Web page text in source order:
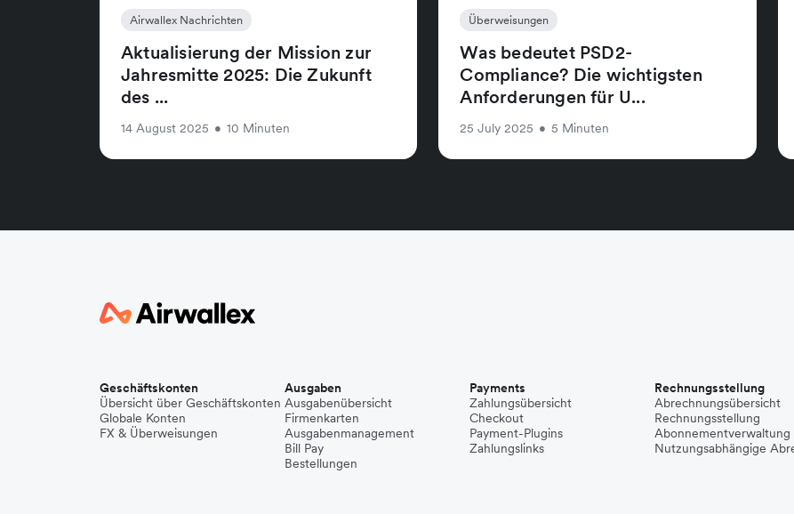
Airwallex Nachrichten
Aktualisierung der Mission zur
Jahresmitte 2025: Die Zukunft
des ...
14 August 2025 • 10 Minuten
Überweisungen
Was bedeutet PSD2-
Compliance? Die wichtigsten
Anforderungen für U...
25 July 2025 • 5 Minuten
Geschäftskonten
Übersicht über Geschäftskonten
Globale Konten
FX & Überweisungen
Ausgaben
Ausgabenübersicht
Firmenkarten
Ausgabenmanagement
Bill Pay
Bestellungen
Payments
Zahlungsübersicht
Checkout
Payment-Plugins
Zahlungslinks
Rechnungsstellung
Abrechnungsübersicht
Rechnungsstellung
Abonnementverwaltung
Nutzungsabhängige